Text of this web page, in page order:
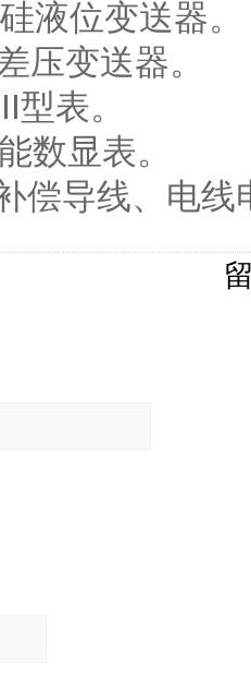
液位变送器。
压变送器。
表。
数显表。
偿导线、电线